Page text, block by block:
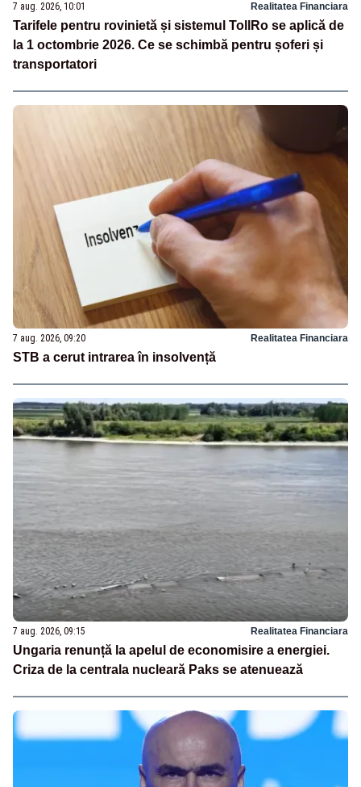
7 aug. 2026, 10:01 Realitatea Financiara
Tarifele pentru rovinietă și sistemul TollRo se aplică de
la 1 octombrie 2026. Ce se schimbă pentru șoferi și
transportatori
7 aug. 2026, 09:20 Realitatea Financiara
STB a cerut intrarea în insolvență
7 aug. 2026, 09:15 Realitatea Financiara
Ungaria renunță la apelul de economisire a energiei.
Criza de la centrala nucleară Paks se atenuează